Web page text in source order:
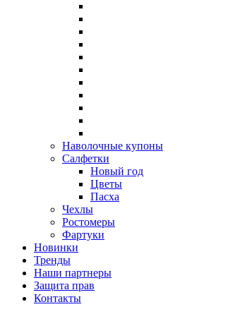
Наволочные купоны
Салфетки
Новый год
Цветы
Пасха
Чехлы
Ростомеры
Фартуки
Новинки
Тренды
Наши партнеры
Защита прав
Контакты